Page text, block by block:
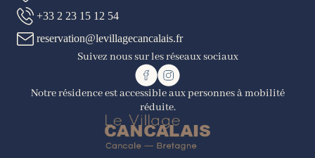
+33 2 23 15 12 54
reservation@levillagecancalais.fr
Suivez nous sur les réseaux sociaux
Notre résidence est accessible aux personnes à mobilité
réduite.